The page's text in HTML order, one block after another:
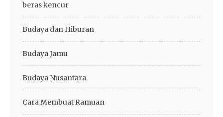
beras kencur
Budaya dan Hiburan
Budaya Jamu
Budaya Nusantara
Cara Membuat Ramuan